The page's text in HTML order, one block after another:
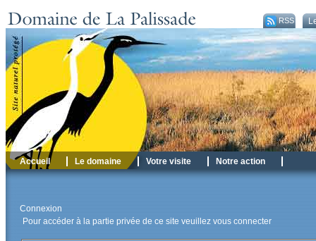
RSS
Accueil Le domaine Votre visite Notre action
Connexion
Pour accéder à la partie privée de ce site veuillez vous connecter